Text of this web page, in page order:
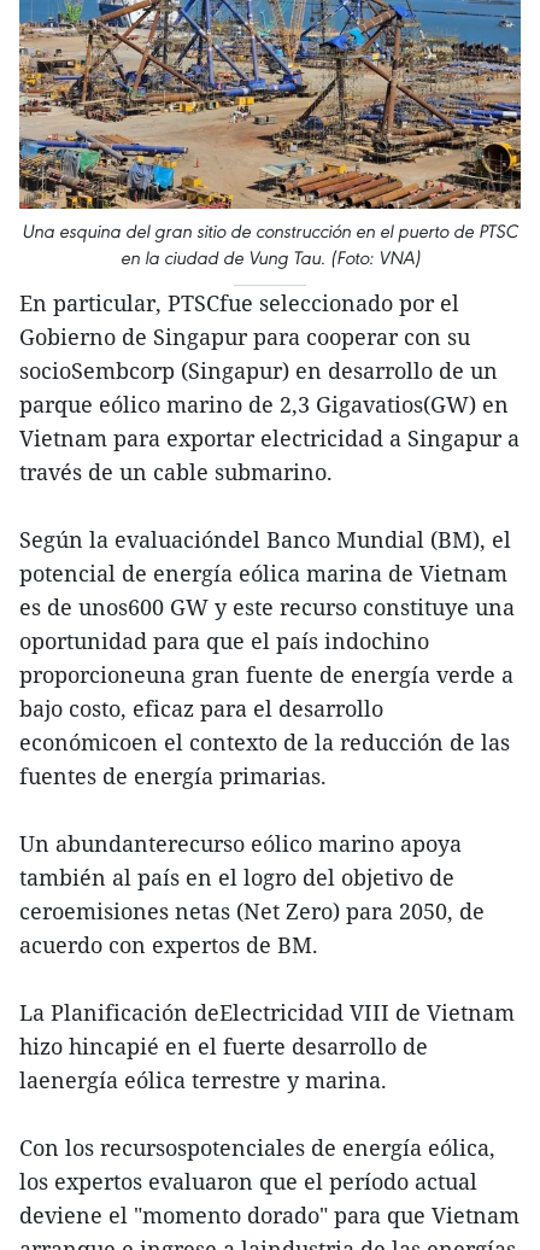
Una esquina del gran sitio de construcción en el puerto de PTSC
en la ciudad de Vung Tau. (Foto: VNA)
En particular, PTSCfue seleccionado por el
Gobierno de Singapur para cooperar con su
socioSembcorp (Singapur) en desarrollo de un
parque eólico marino de 2,3 Gigavatios(GW) en
Vietnam para exportar electricidad a Singapur a
través de un cable submarino.
Según la evaluacióndel Banco Mundial (BM), el
potencial de energía eólica marina de Vietnam
es de unos600 GW y este recurso constituye una
oportunidad para que el país indochino
proporcioneuna gran fuente de energía verde a
bajo costo, eficaz para el desarrollo
económicoen el contexto de la reducción de las
fuentes de energía primarias.
Un abundanterecurso eólico marino apoya
también al país en el logro del objetivo de
ceroemisiones netas (Net Zero) para 2050, de
acuerdo con expertos de BM.
La Planificación deElectricidad VIII de Vietnam
hizo hincapié en el fuerte desarrollo de
laenergía eólica terrestre y marina.
Con los recursospotenciales de energía eólica,
los expertos evaluaron que el período actual
deviene el "momento dorado" para que Vietnam